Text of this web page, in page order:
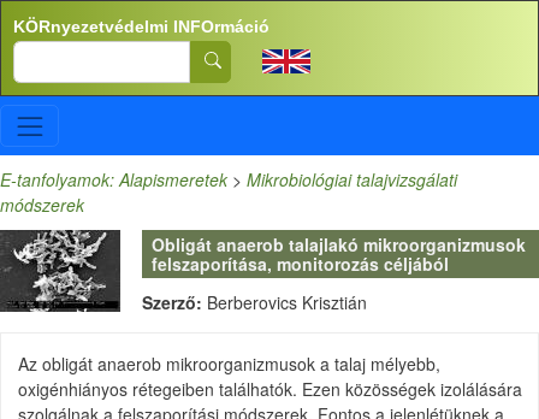
Ugrás a tartalomra
KÖRnyezetvédelmi INFOrmáció
Search
E-tanfolyamok: Alapismeretek > Mikrobiológiai talajvizsgálati
módszerek
Obligát anaerob talajlakó mikroorganizmusok
felszaporítása, monitorozás céljából
Szerző: Berberovics Krisztián
Az obligát anaerob mikroorganizmusok a talaj mélyebb,
oxigénhiányos rétegeiben találhatók. Ezen közösségek izolálására
szolgálnak a felszaporítási módszerek. Fontos a jelenlétüknek a